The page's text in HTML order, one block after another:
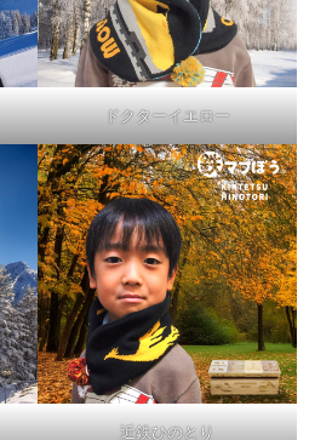
ドクターイエロー
近鉄ひのとり